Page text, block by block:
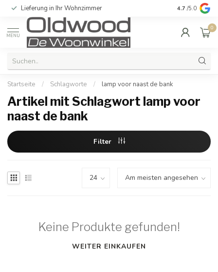
Lieferung in Ihr Wohnzimmer Qualität und
4.7 /5.0
MENU
0
Startseite / Schlagworte / lamp voor naast de bank
Artikel mit Schlagwort lamp voor
naast de bank
Filter
Keine Produkte gefunden!
WEITER EINKAUFEN